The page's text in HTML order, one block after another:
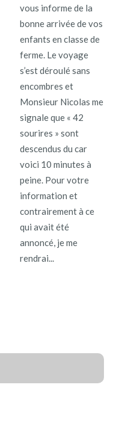
vous informe de la
bonne arrivée de vos
enfants en classe de
ferme. Le voyage
s’est déroulé sans
encombres et
Monsieur Nicolas me
signale que « 42
sourires » sont
descendus du car
voici 10 minutes à
peine. Pour votre
information et
contrairement à ce
qui avait été
annoncé, je me
rendrai...